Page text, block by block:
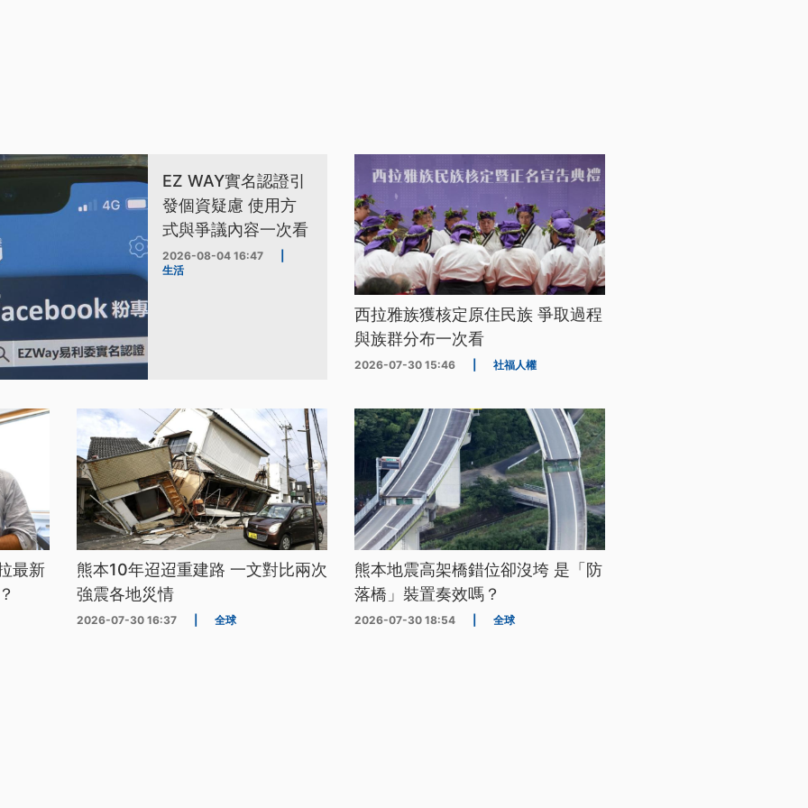
EZ WAY實名認證引
發個資疑慮 使用方
式與爭議內容一次看
2026-08-04 16:47
生活
西拉雅族獲核定原住民族 爭取過程
與族群分布一次看
2026-07-30 15:46 社福人權
最新
熊本10年迢迢重建路 一文對比兩次
強震各地災情
2026-07-30 16:37 全球
熊本地震高架橋錯位卻沒垮 是「防
落橋」裝置奏效嗎？
2026-07-30 18:54 全球